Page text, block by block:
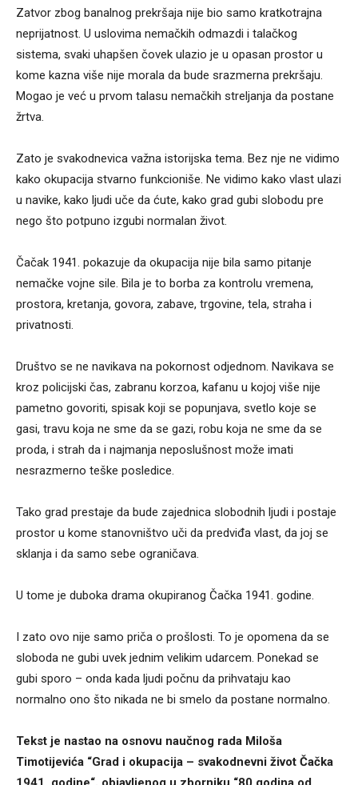
Zatvor zbog banalnog prekršaja nije bio samo kratkotrajna
neprijatnost. U uslovima nemačkih odmazdi i talačkog
sistema, svaki uhapšen čovek ulazio je u opasan prostor u
kome kazna više nije morala da bude srazmerna prekršaju.
Mogao je već u prvom talasu nemačkih streljanja da postane
žrtva.
Zato je svakodnevica važna istorijska tema. Bez nje ne vidimo
kako okupacija stvarno funkcioniše. Ne vidimo kako vlast ulazi
u navike, kako ljudi uče da ćute, kako grad gubi slobodu pre
nego što potpuno izgubi normalan život.
Čačak 1941. pokazuje da okupacija nije bila samo pitanje
nemačke vojne sile. Bila je to borba za kontrolu vremena,
prostora, kretanja, govora, zabave, trgovine, tela, straha i
privatnosti.
Društvo se ne navikava na pokornost odjednom. Navikava se
kroz policijski čas, zabranu korzoa, kafanu u kojoj više nije
pametno govoriti, spisak koji se popunjava, svetlo koje se
gasi, travu koja ne sme da se gazi, robu koja ne sme da se
proda, i strah da i najmanja neposlušnost može imati
nesrazmerno teške posledice.
Tako grad prestaje da bude zajednica slobodnih ljudi i postaje
prostor u kome stanovništvo uči da predviđa vlast, da joj se
sklanja i da samo sebe ograničava.
U tome je duboka drama okupiranog Čačka 1941. godine.
I zato ovo nije samo priča o prošlosti. To je opomena da se
sloboda ne gubi uvek jednim velikim udarcem. Ponekad se
gubi sporo – onda kada ljudi počnu da prihvataju kao
normalno ono što nikada ne bi smelo da postane normalno.
Tekst je nastao na osnovu naučnog rada Miloša
Timotijevića “Grad i okupacija – svakodnevni život Čačka